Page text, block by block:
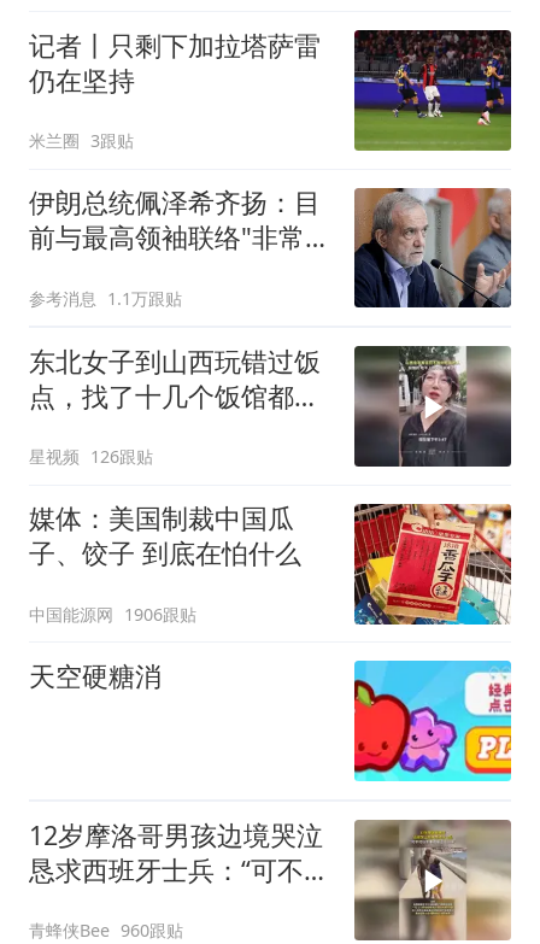
记者丨只剩下加拉塔萨雷
仍在坚持
米兰圈 3跟贴
伊朗总统佩泽希齐扬：目
前与最高领袖联络"非常困
参考消息 1.1万跟贴
东北女子到山西玩错过饭
点，找了十几个饭馆都没
星视频 126跟贴
媒体：美国制裁中国瓜
子、饺子 到底在怕什么
中国能源网 1906跟贴
天空硬糖消
12岁摩洛哥男孩边境哭泣
恳求西班牙士兵：“可不可
青蜂侠Bee 960跟贴